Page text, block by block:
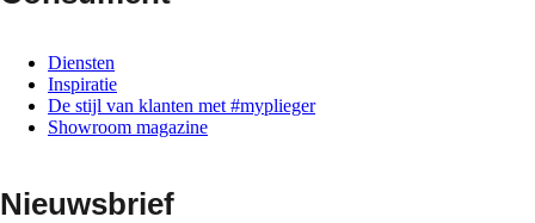
Diensten
Inspiratie
De stijl van klanten met #myplieger
Showroom magazine
Nieuwsbrief